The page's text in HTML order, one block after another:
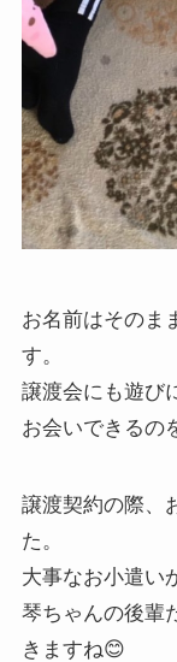
お名前はそのま
す。
譲渡会にも遊び
お会いできるの
譲渡契約の際、
た。
大事なお小遣い
琴ちゃんの後輩
きますね😊